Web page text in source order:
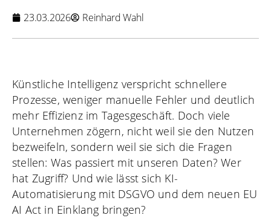
23.03.2026 Reinhard Wahl
Künstliche Intelligenz verspricht schnellere
Prozesse, weniger manuelle Fehler und deutlich
mehr Effizienz im Tagesgeschäft. Doch viele
Unternehmen zögern, nicht weil sie den Nutzen
bezweifeln, sondern weil sie sich die Fragen
stellen: Was passiert mit unseren Daten? Wer
hat Zugriff? Und wie lässt sich KI-
Automatisierung mit DSGVO und dem neuen EU
AI Act in Einklang bringen?